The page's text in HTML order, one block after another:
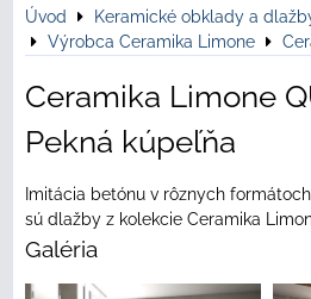
Úvod Keramické obklady a
Výrobca Ceramika Limone
Ceramika Limone
Pekná kúpeľňa
Imitácia betónu v rôznych
sú dlažby z kolekcie Ceramika
Galéria